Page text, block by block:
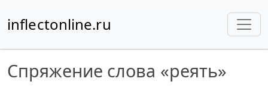
inflectonline.ru
Спряжение слова «реять»